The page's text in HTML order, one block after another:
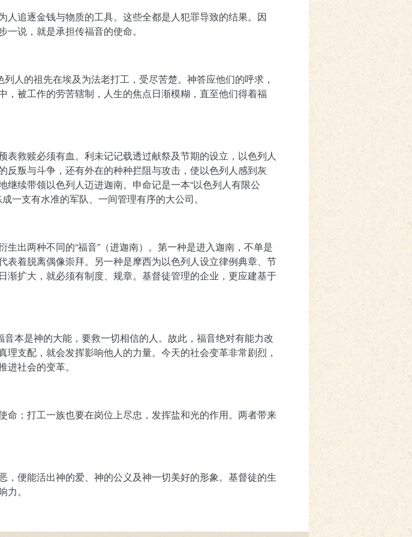
追逐金钱与物质的工具。这些全都是人犯罪导致的结果。因
说，就是承担传福音的使命。
列人的祖先在埃及为法老打工，受尽苦楚。神答应他们的呼求，
被工作的劳苦辖制，人生的焦点日渐模糊，直至他们得着福
救赎必须有血。利未记记载透过献祭及节期的设立，以色列人
叛与斗争，还有外在的种种拦阻与攻击，使以色列人感到灰
续带领以色列人迈进迦南。申命记是一本“以色列人有限公
一支有水准的军队、一间管理有序的大公司。
出两种不同的“福音”（进迦南）。第一种是进入迦南，不单是
着脱离偶像崇拜。另一种是摩西为以色列人设立律例典章、节
扩大，就必须有制度、规章。基督徒管理的企业，更应建基于
音本是神的大能，要救一切相信的人。故此，福音绝对有能力改
支配，就会发挥影响他人的力量。今天的社会变革非常剧烈，
社会的变革。
；打工一族也要在岗位上尽忠，发挥盐和光的作用。两者带来
便能活出神的爱、神的公义及神一切美好的形象。基督徒的生
。